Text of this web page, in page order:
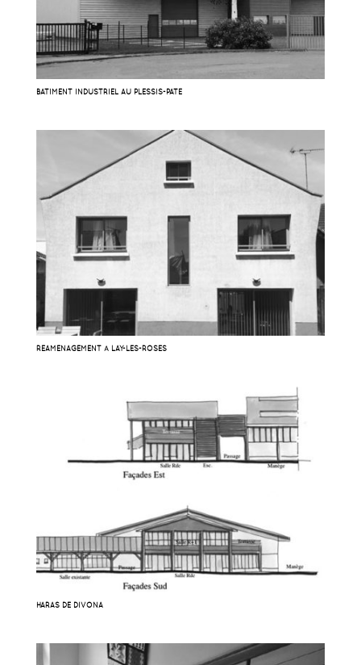
BATIMENT INDUSTRIEL AU PLESSIS-PATÉ
RÉAMÉNAGEMENT À LAY-LES-ROSES
HARAS DE DIVONA